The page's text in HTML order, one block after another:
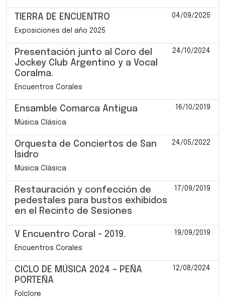
TIERRA DE ENCUENTRO 04/09/2025
Exposiciones del año 2025
Presentación junto al Coro del
Jockey Club Argentino y a Vocal
Coralma.
24/10/2024
Encuentros Corales
Ensamble Comarca Antigua 16/10/2019
Música Clásica
Orquesta de Conciertos de San
Isidro
24/05/2022
Música Clásica
Restauración y confección de
pedestales para bustos exhibidos
en el Recinto de Sesiones
17/09/2019
V Encuentro Coral - 2019. 19/09/2019
Encuentros Corales
CICLO DE MÚSICA 2024 – PEÑA
PORTEÑA
12/08/2024
Folclore